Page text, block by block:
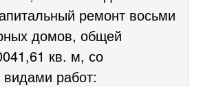
ремонт восьми
домов, общей
кв. м, со
работ: